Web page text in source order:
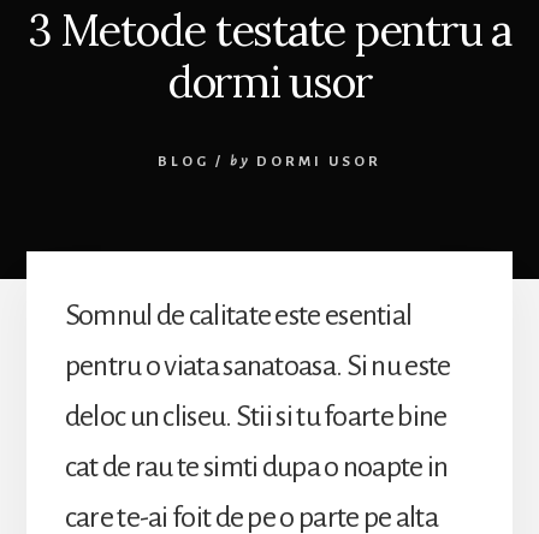
3 Metode testate pentru a
dormi usor
BLOG / by DORMI USOR
Somnul de calitate este esential
pentru o viata sanatoasa. Si nu este
deloc un cliseu. Stii si tu foarte bine
cat de rau te simti dupa o noapte in
care te-ai foit de pe o parte pe alta